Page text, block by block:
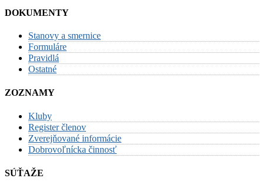
DOKUMENTY
Stanovy a smernice
Formuláre
Pravidlá
Ostatné
ZOZNAMY
Kluby
Register členov
Zverejňované informácie
Dobrovoľnícka činnosť
SÚŤAŽE